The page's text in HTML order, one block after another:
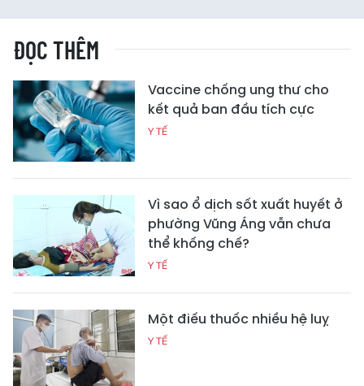
ĐỌC THÊM
Vaccine chống ung thư cho
kết quả ban đầu tích cực
Y TẾ
Vì sao ổ dịch sốt xuất huyết ở
phường Vũng Áng vẫn chưa
thể khống chế?
Y TẾ
Một điếu thuốc nhiều hệ luỵ
Y TẾ